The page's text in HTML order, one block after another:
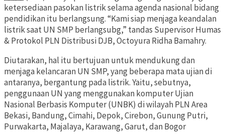
ketersediaan pasokan listrik selama agenda nasional bidang
pendidikan itu berlangsung. “Kami siap menjaga keandalan
listrik saat UN SMP berlangsubg,” tandas Supervisor Humas
& Protokol PLN Distribusi DJB, Octoyura Ridha Bamahry.
Diutarakan, hal itu bertujuan untuk mendukung dan
menjaga kelancaran UN SMP, yang beberapa mata ujian di
antaranya, bergantung pada listrik. Yaitu, sebutnya,
penggunaan UN yang menggunakan komputer Ujian
Nasional Berbasis Komputer (UNBK) di wilayah PLN Area
Bekasi, Bandung, Cimahi, Depok, Cirebon, Gunung Putri,
Purwakarta, Majalaya, Karawang, Garut, dan Bogor